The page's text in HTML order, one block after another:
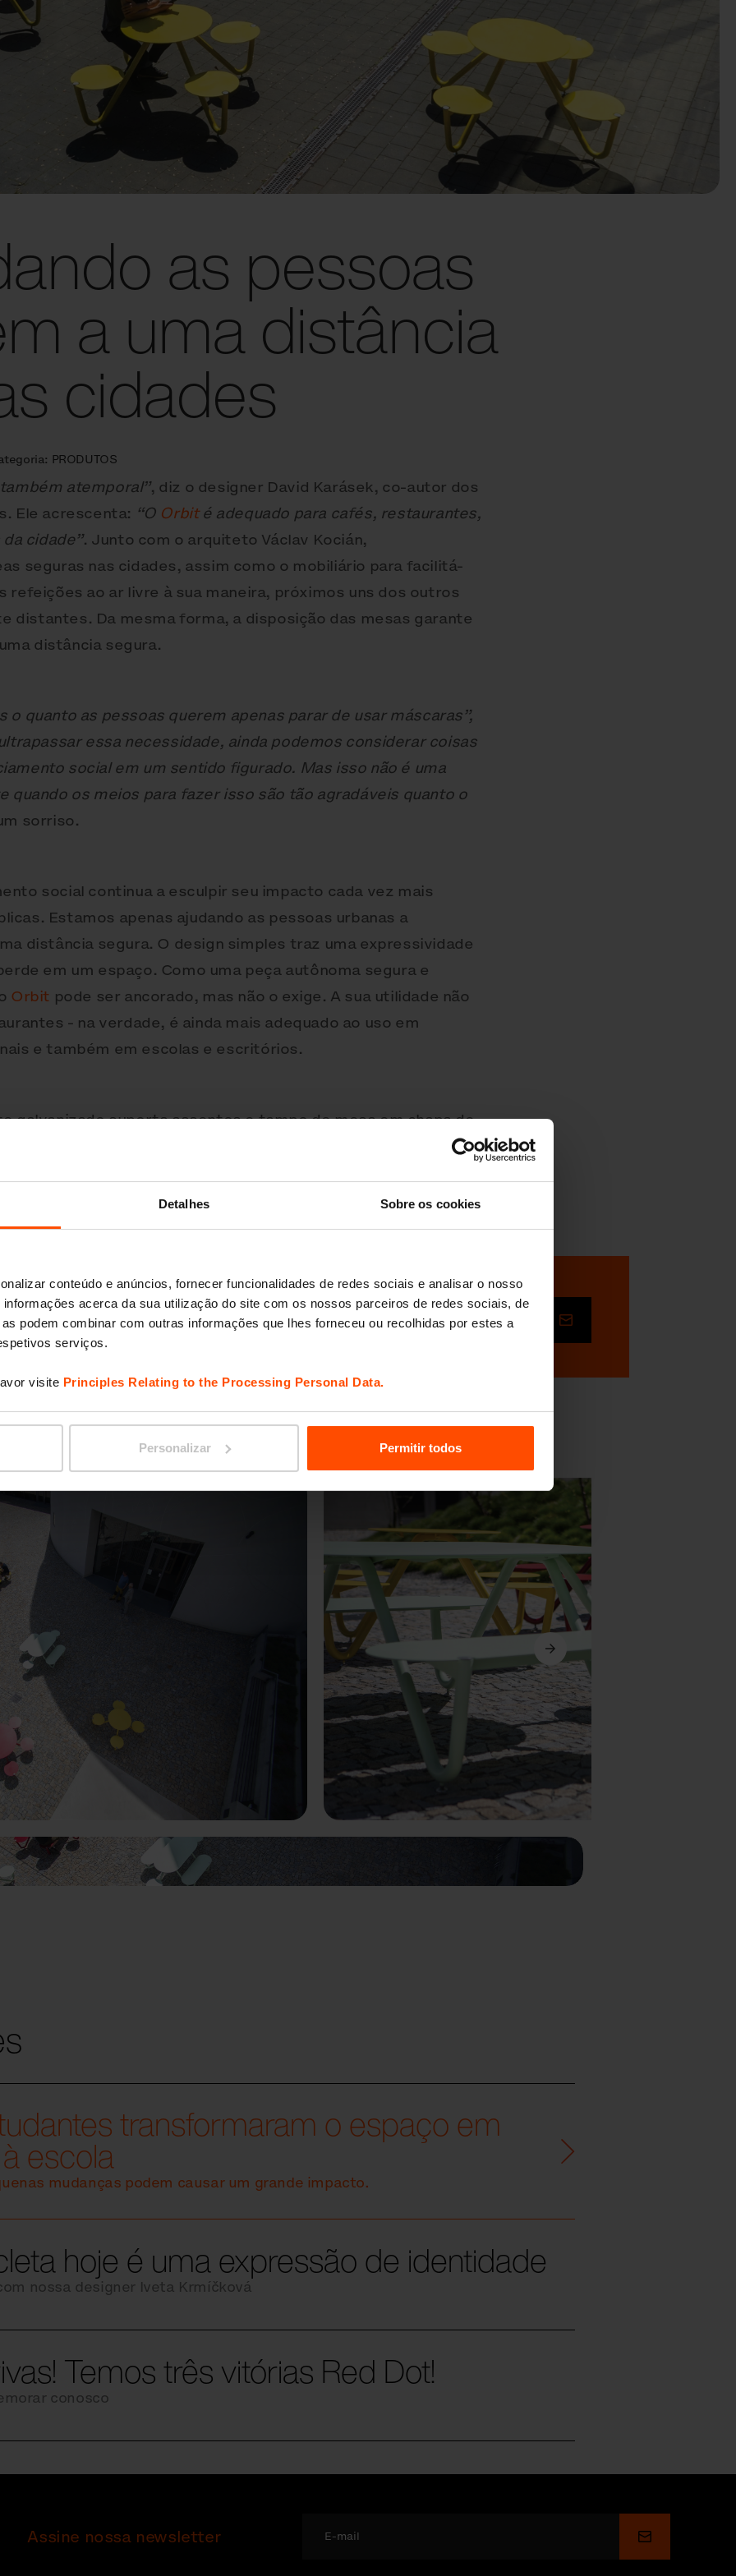
Detalhes Sobre os cookies
conteúdo e anúncios, fornecer funcionalidades de redes sociais e analisar o nosso
informações acerca da sua utilização do site com os nossos parceiros de redes sociais, de
podem combinar com outras informações que lhes forneceu ou recolhidas por estes a
serviços.
visite Principles Relating to the Processing Personal Data.
Personalizar Permitir todos
as pessoas
a uma distância
cidades
PRODUTOS
atemporal”, diz o designer David Karásek, co-autor dos
Ele acrescenta: “O Orbité adequado para cafés, restaurantes,
cidade”. Junto com o arquiteto Václav Kocián,
seguras nas cidades, assim como o mobiliário para facilitá-
refeições ao ar livre à sua maneira, próximos uns dos outros
distantes. Da mesma forma, a disposição das mesas garante
distância segura.
quanto as pessoas querem apenas parar de usar máscaras”,
essa necessidade, ainda podemos considerar coisas
social em um sentido figurado. Mas isso não é uma
quando os meios para fazer isso são tão agradáveis quanto o
sorriso.
social continua a esculpir seu impacto cada vez mais
Estamos apenas ajudando as pessoas urbanas a
distância segura. O design simples traz uma expressividade
em um espaço. Como uma peça autônoma segura e
Orbit pode ser ancorado, mas não o exige. A sua utilidade não
- na verdade, é ainda mais adequado ao uso em
e também em escolas e escritórios.
galvanizado suporta assentos e tampo de mesa em chapa de
a diversas condições climáticas e é fácil de desinfetar. Os
uma fixação segura e firme.
Enviar
Seguinte
transformaram o espaço em
escola
mudanças podem causar um grande impacto.
hoje é uma expressão de identidade
nossa designer Iveta Krmíčková
Temos três vitórias Red Dot!
conosco
Assine nossa newsletter Enviar